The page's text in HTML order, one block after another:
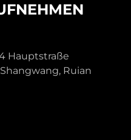
Hauptstraße
Ruian